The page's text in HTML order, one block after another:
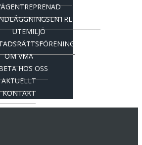
UTEMILJÖ
OM VMA
HOS OSS
AKTUELLT
KONTAKT